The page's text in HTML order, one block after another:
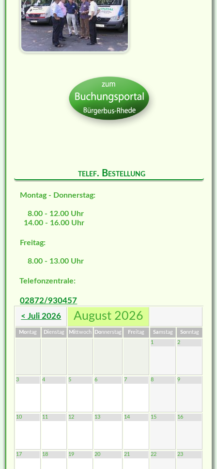
telef. Bestellung
Montag - Donnerstag:
8.00 - 12.00 Uhr
14.00 - 16.00 Uhr
Freitag:
8.00 - 13.00 Uhr
Telefonzentrale:
02872/930457
< Juli 2026 August 2026
Montag Dienstag Mittwoch Donnerstag Freitag Samstag Sonntag
1
2
3 4 5 6 7 8 9
10 11 12 13 14 15 16
17 18 19 20 21 22 23